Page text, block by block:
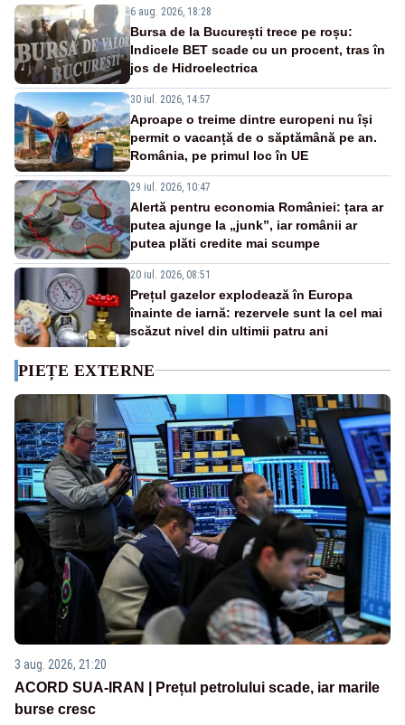
6 aug. 2026, 18:28
Bursa de la București trece pe roșu:
Indicele BET scade cu un procent, tras în
jos de Hidroelectrica
30 iul. 2026, 14:57
Aproape o treime dintre europeni nu își
permit o vacanță de o săptămână pe an.
România, pe primul loc în UE
29 iul. 2026, 10:47
Alertă pentru economia României: țara ar
putea ajunge la „junk”, iar românii ar
putea plăti credite mai scumpe
20 iul. 2026, 08:51
Prețul gazelor explodează în Europa
înainte de iarnă: rezervele sunt la cel mai
scăzut nivel din ultimii patru ani
PIEȚE EXTERNE
3 aug. 2026, 21:20
ACORD SUA-IRAN | Prețul petrolului scade, iar marile
burse cresc